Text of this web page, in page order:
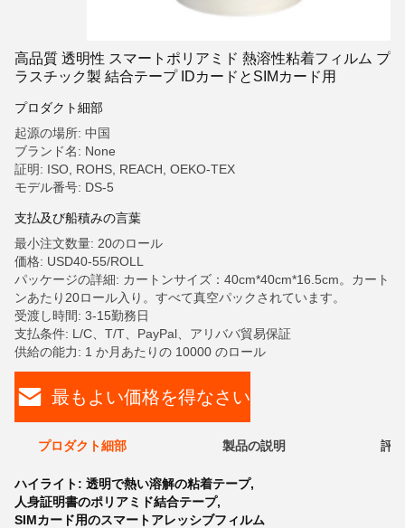
高品質 透明性 スマートポリアミド 熱溶性粘着フィルム プ
ラスチック製 結合テープ IDカードとSIMカード用
プロダクト細部
起源の場所: 中国
ブランド名: None
証明: ISO, ROHS, REACH, OEKO-TEX
モデル番号: DS-5
支払及び船積みの言葉
最小注文数量: 20のロール
価格: USD40-55/ROLL
パッケージの詳細: カートンサイズ：40cm*40cm*16.5cm。カート
ンあたり20ロール入り。すべて真空パックされています。
受渡し時間: 3-15勤務日
支払条件: L/C、T/T、PayPal、アリババ貿易保証
供給の能力: 1 か月あたりの 10000 のロール
最もよい価格を得なさい
プロダクト細部 製品の説明 評
ハイライト: 透明で熱い溶解の粘着テープ,
人身証明書のポリアミド結合テープ,
SIMカード用のスマートアレッシブフィルム